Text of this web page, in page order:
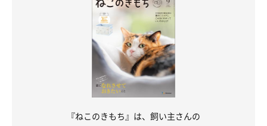
『ねこのきもち』は、飼い主さんの